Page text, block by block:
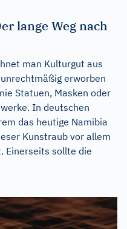
lange Weg nach
man Kulturgut aus
erworben
Statuen, Masken oder
In deutschen
das heutige Namibia
Kunstraub vor allem
Einerseits sollte die